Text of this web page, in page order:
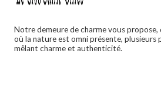
Notre demeure de charme vous propose,
où la nature est omni présente, plusieurs
mêlant charme et authenticité.